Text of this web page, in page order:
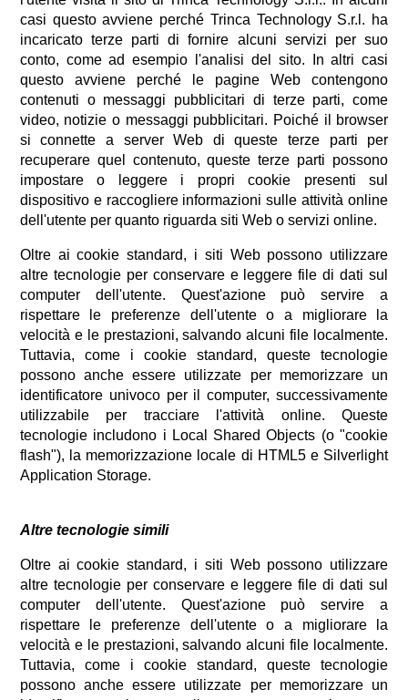
casi questo avviene perché Trinca Technology S.r.l. ha
incaricato terze parti di fornire alcuni servizi per suo
conto, come ad esempio l'analisi del sito. In altri casi
questo avviene perché le pagine Web contengono
contenuti o messaggi pubblicitari di terze parti, come
video, notizie o messaggi pubblicitari. Poiché il browser
si connette a server Web di queste terze parti per
recuperare quel contenuto, queste terze parti possono
impostare o leggere i propri cookie presenti sul
dispositivo e raccogliere informazioni sulle attività online
dell'utente per quanto riguarda siti Web o servizi online.
Oltre ai cookie standard, i siti Web possono utilizzare
altre tecnologie per conservare e leggere file di dati sul
computer dell'utente. Quest'azione può servire a
rispettare le preferenze dell'utente o a migliorare la
velocità e le prestazioni, salvando alcuni file localmente.
Tuttavia, come i cookie standard, queste tecnologie
possono anche essere utilizzate per memorizzare un
identificatore univoco per il computer, successivamente
utilizzabile per tracciare l'attività online. Queste
tecnologie includono i Local Shared Objects (o "cookie
flash"), la memorizzazione locale di HTML5 e Silverlight
Application Storage.
Altre tecnologie simili
Oltre ai cookie standard, i siti Web possono utilizzare
altre tecnologie per conservare e leggere file di dati sul
computer dell'utente. Quest'azione può servire a
rispettare le preferenze dell'utente o a migliorare la
velocità e le prestazioni, salvando alcuni file localmente.
Tuttavia, come i cookie standard, queste tecnologie
possono anche essere utilizzate per memorizzare un